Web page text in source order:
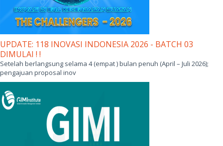
UPDATE: 118 INOVASI INDONESIA 2026 - BATCH 03
DIMULAI ! !
Setelah berlangsung selama 4 (empat ) bulan penuh (April – Juli 2026);
pengajuan proposal inov